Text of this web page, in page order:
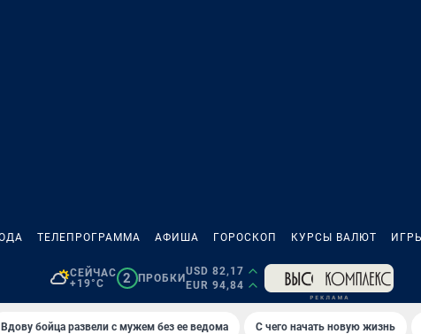
ТЕЛЕПРОГРАММА АФИША ГОРОСКОП КУРСЫ ВАЛЮТ
СЕЙЧАС
+19°C
2 ПРОБКИ
USD 82,17
EUR 94,84
Вдову бойца развели с мужем без ее ведома С чего начать новую жизнь